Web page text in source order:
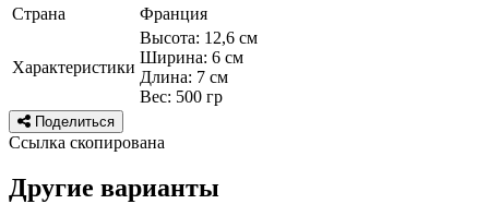
Страна
Франция
Характеристики
Высота: 12,6 см
Ширина: 6 см
Длина: 7 см
Вес: 500 гр
Поделиться
Ссылка скопирована
Другие варианты